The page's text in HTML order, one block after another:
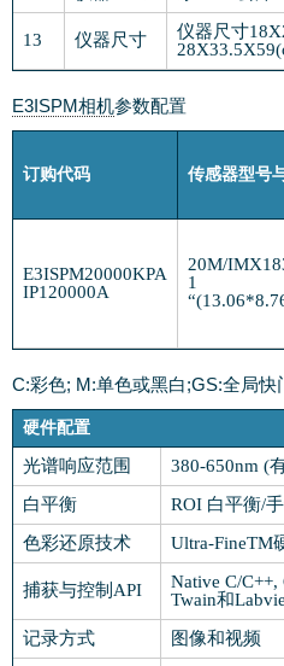
13 仪器尺寸
仪器尺寸
E3ISPM相机参数配置
订购代码 传感器型号
E3ISPM20000KPA
IP120000A
20M/
1
C:彩色; M:单色或黑白;GS:全局快
硬件配置
光谱响应范围
380-650nm (
白平衡
ROI 白平衡/
色彩还原技术
Ultra-FineTM
捕获与控制API
Native C/C++,
Twain和
记录方式
图像和视频